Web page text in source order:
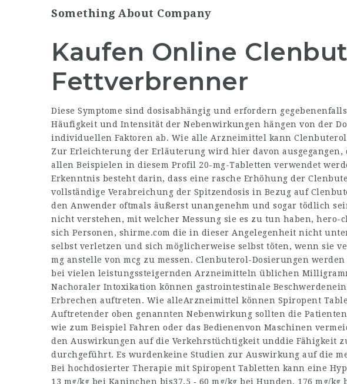
Something About Company
Kaufen Online
Fettverbrenner
Diese Symptome sind dosisabhängig und erfordern
Häufigkeit und Intensität der Nebenwirkungen hängen von der
individuellen Faktoren ab. Wie alle Arzneimittel kann
Zur Erleichterung der Erläuterung wird hier davon ausgegangen,
allen Beispielen in diesem Profil 20-mg-Tabletten verwendet
Erkenntnis besteht darin, dass eine rasche Erhöhung der
vollständige Verabreichung der Spitzendosis in Bezug auf
den Anwender oftmals äußerst unangenehm und sogar tödlich
nicht verstehen, mit welcher Messung sie es zu tun haben, hero-
sich Personen, shirme.com die in dieser Angelegenheit nicht
selbst verletzen und sich möglicherweise selbst töten, wenn sie
mg anstelle von mcg zu messen. Clenbuterol-Dosierungen
bei vielen leistungssteigernden Arzneimitteln üblichen
Nachoraler Intoxikation können gastrointestinale
Erbrechen auftreten. Wie alleArzneimittel können Spiropent
Auftretender oben genannten Nebenwirkung sollten die
wie zum Beispiel Fahren oder das Bedienenvon Maschinen
den Auswirkungen auf die Verkehrstüchtigkeit unddie Fähigkeit
durchgeführt. Es wurdenkeine Studien zur Auswirkung auf die
Bei hochdosierter Therapie mit Spiropent Tabletten kann eine
13 mg/kg bei Kaninchen bis37,5 ‑ 60 mg/kg bei Hunden. 176 mg/